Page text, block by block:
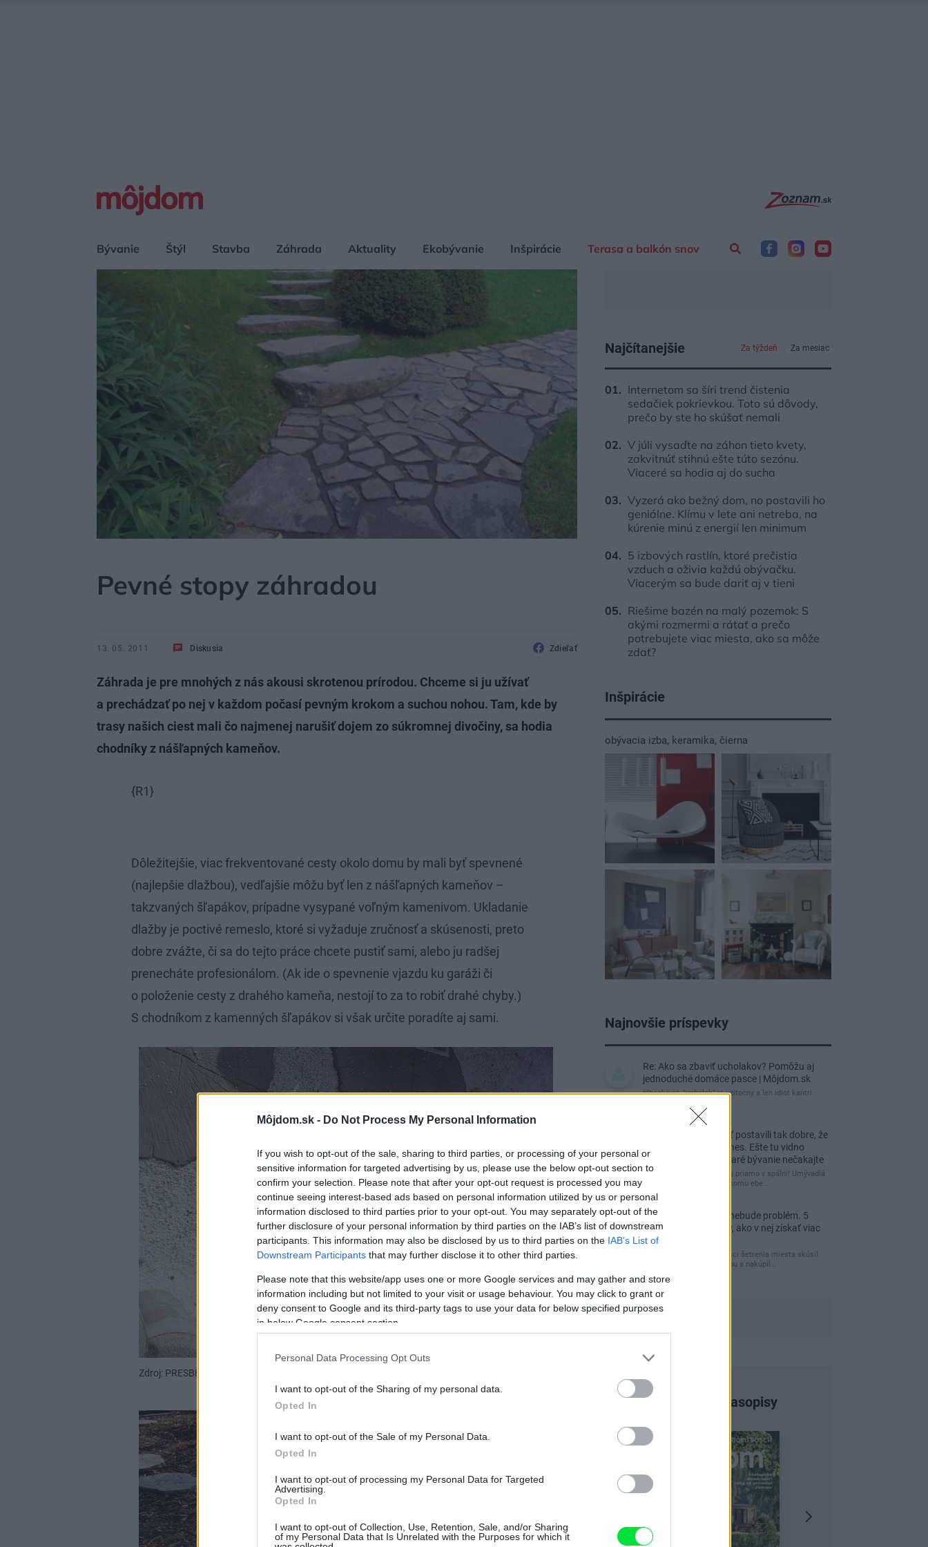
Môjdom.sk - Do Not Process My Personal Information
If you wish to opt-out of the sale, sharing to third parties, or processing of your personal or
sensitive information for targeted advertising by us, please use the below opt-out section to
confirm your selection. Please note that after your opt-out request is processed you may
continue seeing interest-based ads based on personal information utilized by us or personal
information disclosed to third parties prior to your opt-out. You may separately opt-out of the
further disclosure of your personal information by third parties on the IAB’s list of downstream
participants. This information may also be disclosed by us to third parties on the IAB’s List of
Downstream Participants that may further disclose it to other third parties.
Please note that this website/app uses one or more Google services and may gather and store
information including but not limited to your visit or usage behaviour. You may click to grant or
deny consent to Google and its third-party tags to use your data for below specified purposes
in below Google consent section.
Personal Data Processing Opt Outs
I want to opt-out of the Sharing of my personal data.
Opted In
I want to opt-out of the Sale of my Personal Data.
Opted In
I want to opt-out of processing my Personal Data for Targeted
Advertising.
Opted In
I want to opt-out of Collection, Use, Retention, Sale, and/or Sharing
of my Personal Data that Is Unrelated with the Purposes for which it
Bývanie Štýl Stavba Záhrada Aktuality Ekobývanie Inšpirácie Terasa a balkón snov
Pevné stopy záhradou
13. 05. 2011 Diskusia Zdieľať
Záhrada je pre mnohých z nás akousi skrotenou prírodou. Chceme si ju užívať
a prechádzať po nej v každom počasí pevným krokom a suchou nohou. Tam, kde by
trasy našich ciest mali čo najmenej narušiť dojem zo súkromnej divočiny, sa hodia
chodníky z nášľapných kameňov.
{R1}
Dôležitejšie, viac frekventované cesty okolo domu by mali byť spevnené
(najlepšie dlažbou), vedľajšie môžu byť len z nášľapných kameňov –
takzvaných šľapákov, prípadne vysypané voľným kamenivom. Ukladanie
dlažby je poctivé remeslo, ktoré si vyžaduje zručnosť a skúsenosti, preto
dobre zvážte, či sa do tejto práce chcete pustiť sami, alebo ju radšej
prenecháte profesionálom. (Ak ide o spevnenie vjazdu ku garáži či
o položenie cesty z drahého kameňa, nestojí to za to robiť drahé chyby.)
S chodníkom z kamenných šľapákov si však určite poradíte aj sami.
Zdroj: PRESBETON Nova, s.r.o.
Najčítanejšie Za týždeň Za mesiac
Internetom sa šíri trend čistenia
sedačiek pokrievkou. Toto sú dôvody,
prečo by ste ho skúšať nemali
V júli vysaďte na záhon tieto kvety,
zakvitnúť stihnú ešte túto sezónu.
Viaceré sa hodia aj do sucha
Vyzerá ako bežný dom, no postavili ho
geniálne. Klímu v lete ani netreba, na
kúrenie minú z energií len minimum
5 izbových rastlín, ktoré prečistia
vzduch a oživia každú obývačku.
Viacerým sa bude dariť aj v tieni
Riešime bazén na malý pozemok: S
akými rozmermi a rátať a prečo
potrebujete viac miesta, ako sa môže
zdať?
Inšpirácie
obývacia izba, keramika, čierna
Najnovšie príspevky
Re: Ako sa zbaviť ucholakov? Pomôžu aj
jednoduché domáce pasce | Môjdom.sk
blbeckovia, "ucholak" je uzitocny a len idiot kantri
Re: Vidiecku usadlosť postavili tak dobre, že
domáceho chráni i dnes. Ešte tu vidno
kamenné múry, no staré bývanie nečakajte
čakám kedy budú wc misy priamo v spálni! Umývadlá
už sú štandardom! Tu niekomu ebe…
Re: Tesná spálňa už nebude problém. 5
praktických nápadov, ako v nej získať viac
úložného miesta
Ja som pred časom v rámci šetrenia miesta skúsil
využiť priestor pod posteľou a nakúpil…
Najnovšie časopisy